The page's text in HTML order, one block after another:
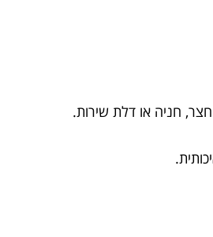
חניה או דלת שירות.